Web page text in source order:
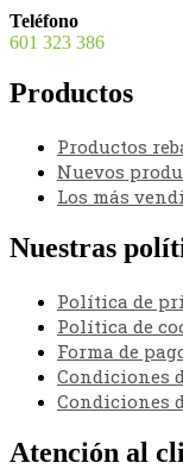
Teléfono
601 323 386
Productos
Productos
Nuevos
Los más
Nuestras
Política de
Política de
Forma de
Condiciones
Condiciones
Atención al